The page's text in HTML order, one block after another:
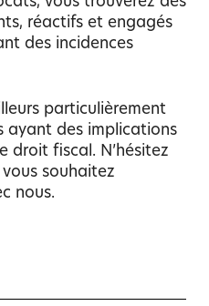
réactifs et engagés
des incidences
particulièrement
ayant des implications
droit fiscal. N’hésitez
souhaitez
nous.